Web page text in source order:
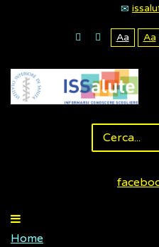
Aa Aa
Home